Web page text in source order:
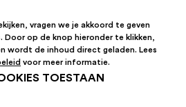
vragen we je akkoord te geven
op de knop hieronder te klikken,
wordt de inhoud direct geladen. Lees
voor meer informatie.
TOESTAAN